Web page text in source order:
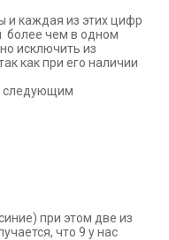
и каждая из этих цифр
более чем в одном
исключить из
как при его наличии
следующим
при этом две из
что 9 у нас